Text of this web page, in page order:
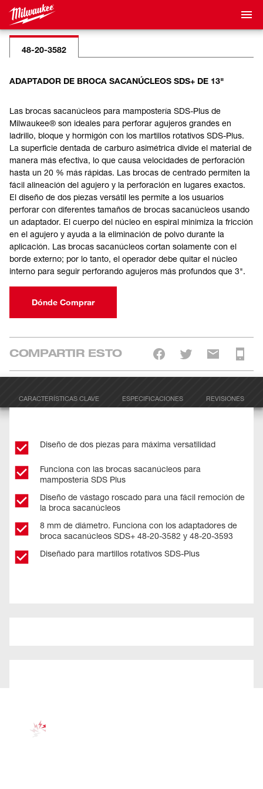
48-20-3582
ADAPTADOR DE BROCA SACANÚCLEOS SDS+ DE 13"
Las brocas sacanúcleos para mampostería SDS-Plus de
Milwaukee® son ideales para perforar agujeros grandes en
ladrillo, bloque y hormigón con los martillos rotativos SDS-Plus.
La superficie dentada de carburo asimétrica divide el material de
manera más efectiva, lo que causa velocidades de perforación
hasta un 20 % más rápidas. Las brocas de centrado permiten la
fácil alineación del agujero y la perforación en lugares exactos.
El diseño de dos piezas versátil les permite a los usuarios
perforar con diferentes tamaños de brocas sacanúcleos usando
un adaptador. El cuerpo del núcleo en espiral minimiza la fricción
en el agujero y ayuda a la eliminación de polvo durante la
aplicación. Las brocas sacanúcleos cortan solamente con el
borde externo; por lo tanto, el operador debe quitar el núcleo
interno para seguir perforando agujeros más profundos que 3".
Dónde Comprar
COMPARTIR ESTO
CARACTERÍSTICAS CLAVE ESPECIFICACIONES REVISIONES
Diseño de dos piezas para máxima versatilidad
Funciona con las brocas sacanúcleos para
mampostería SDS Plus
Diseño de vástago roscado para una fácil remoción de
la broca sacanúcleos
8 mm de diámetro. Funciona con los adaptadores de
broca sacanúcleos SDS+ 48-20-3582 y 48-20-3593
Diseñado para martillos rotativos SDS-Plus